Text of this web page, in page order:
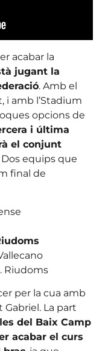
acabar la
jugant la
. Amb el
i amb l’Stadium
opcions de
i última
el conjunt
Dos equips que
final de
Riudoms
per la cua amb
Gabriel. La part
les del Baix Camp
acabar el curs